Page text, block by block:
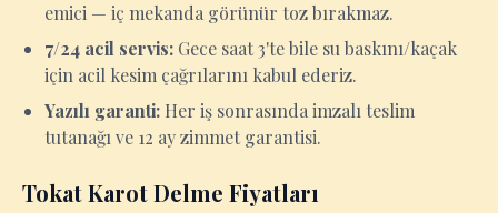
emici — iç mekanda görünür toz bırakmaz.
7/24 acil servis: Gece saat 3'te bile su baskını/kaçak
için acil kesim çağrılarını kabul ederiz.
Yazılı garanti: Her iş sonrasında imzalı teslim
tutanağı ve 12 ay zimmet garantisi.
Tokat Karot Delme Fiyatları